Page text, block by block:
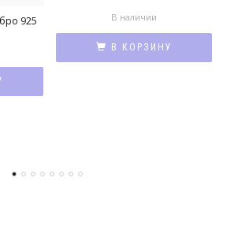
925 В наличии
В КОРЗИНУ